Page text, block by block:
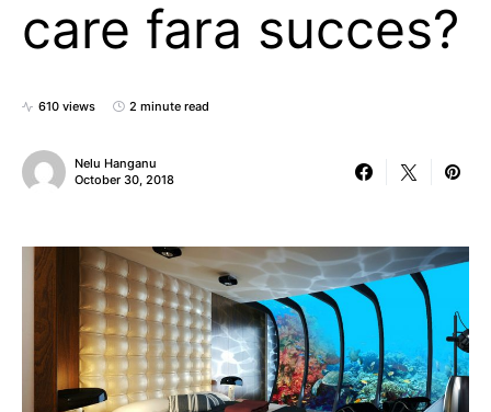
care fara succes?
610 views 2 minute read
Nelu Hanganu
October 30, 2018